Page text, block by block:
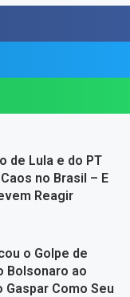
de Lula e do PT
no Brasil – E
Reagir
o Golpe de
Bolsonaro ao
Como Seu